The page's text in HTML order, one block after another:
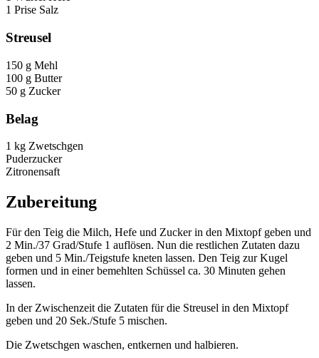
1 Prise Salz
Streusel
150 g Mehl
100 g Butter
50 g Zucker
Belag
1 kg Zwetschgen
Puderzucker
Zitronensaft
Zubereitung
Für den Teig die Milch, Hefe und Zucker in den Mixtopf geben und
2 Min./37 Grad/Stufe 1 auflösen. Nun die restlichen Zutaten dazu
geben und 5 Min./Teigstufe kneten lassen. Den Teig zur Kugel
formen und in einer bemehlten Schüssel ca. 30 Minuten gehen
lassen.
In der Zwischenzeit die Zutaten für die Streusel in den Mixtopf
geben und 20 Sek./Stufe 5 mischen.
Die Zwetschgen waschen, entkernen und halbieren.